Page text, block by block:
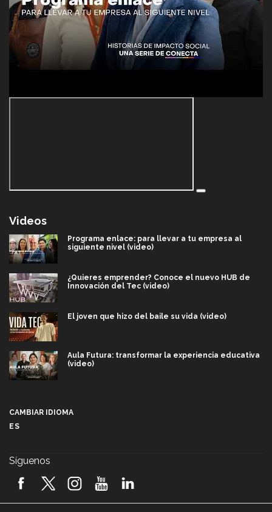
Videos
Programa enlace: para llevar a tu empresa al
siguiente nivel (video)
¿Quieres emprender? Conoce el nuevo HUB de
Innovación del Tec (video)
El joven que hizo del baile su vida (video)
Aula Futura: transformar la experiencia educativa
(video)
2026! (video)
CAMBIAR IDIOMA
ES
Síguenos